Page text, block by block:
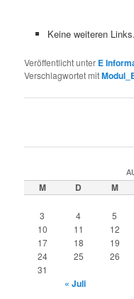
Keine weiteren Links.
Veröffentlicht unter E
Verschlagwortet mit
M D M
3
4 5
10
11 12
17
18 19
24
25 26
31
« Juli